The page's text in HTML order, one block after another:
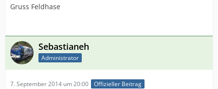
Gruss Feldhase
Sebastianeh
Administrator
7. September 2014 um 20:00 Offizieller Beitrag